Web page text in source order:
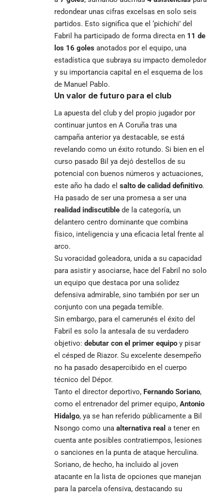
redondear unas cifras excelsas en solo seis
partidos. Esto significa que el ‘pichichi’ del
Fabril ha participado de forma directa en 11 de
los 16 goles anotados por el equipo, una
estadística que subraya su impacto demoledor
y su importancia capital en el esquema de los
de Manuel Pablo.
Un valor de futuro para el club
La apuesta del club y del propio jugador por
continuar juntos en A Coruña tras una
campaña anterior ya destacable, se está
revelando como un éxito rotundo. Si bien en el
curso pasado Bil ya dejó destellos de su
potencial con buenos números y actuaciones,
este año ha dado el salto de calidad definitivo.
Ha pasado de ser una promesa a ser una
realidad indiscutible de la categoría, un
delantero centro dominante que combina
físico, inteligencia y una eficacia letal frente al
arco.
Su voracidad goleadora, unida a su capacidad
para asistir y asociarse, hace del Fabril no solo
un equipo que destaca por una solidez
defensiva admirable, sino también por ser un
conjunto con una pegada temible.
Sin embargo, para el camerunés el éxito del
Fabril es solo la antesala de su verdadero
objetivo: debutar con el primer equipo y pisar
el césped de Riazor. Su excelente desempeño
no ha pasado desapercibido en el cuerpo
técnico del Dépor.
Tanto el director deportivo, Fernando Soriano,
como el entrenador del primer equipo, Antonio
Hidalgo, ya se han referido públicamente a Bil
Nsongo como una alternativa real a tener en
cuenta ante posibles contratiempos, lesiones
o sanciones en la punta de ataque herculina.
Soriano, de hecho, ha incluido al joven
atacante en la lista de opciones que manejan
para la parcela ofensiva, destacando su